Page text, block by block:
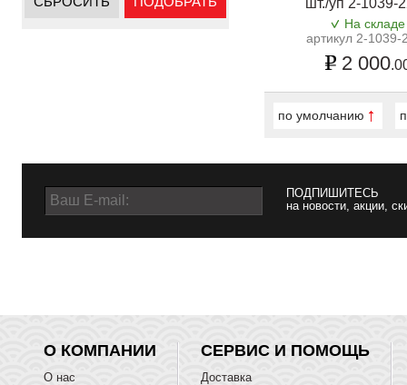
шт./уп 2-1039-
На складе
артикул 2-1039-
2 000
по умолчанию
ПОДПИШИТЕСЬ
на новости, акции,
О КОМПАНИИ
О нас
СЕРВИС И ПОМОЩЬ
Доставка